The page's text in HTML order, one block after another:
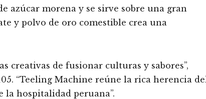
azúcar morena y se sirve sobre una gran
y polvo de oro comestible crea una
creativas de fusionar culturas y sabores”,
“Teeling Machine reúne la rica herencia
hospitalidad peruana”.